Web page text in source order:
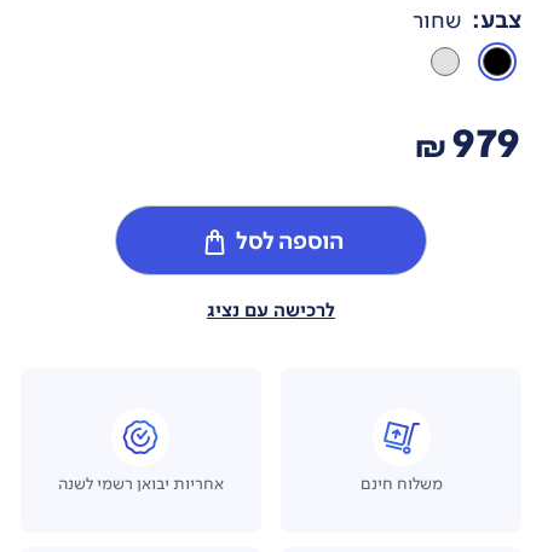
צבע: שחור
979
₪
הוספה לסל
לרכישה עם נציג
משלוח חינם אחריות יבואן רשמי לשנה